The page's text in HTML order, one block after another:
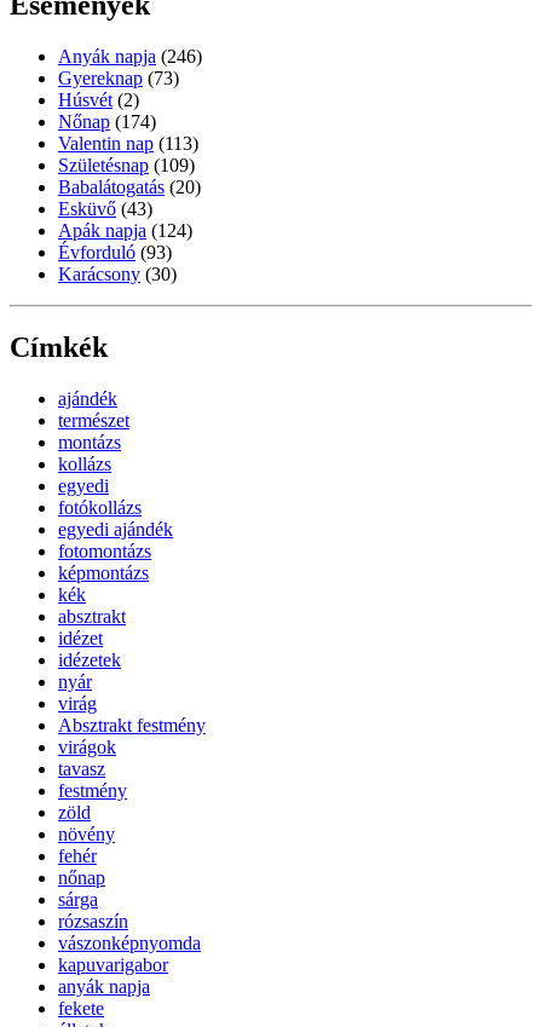
Anyák napja (246)
Gyereknap (73)
Húsvét (2)
Nőnap (174)
Valentin nap (113)
Születésnap (109)
Babalátogatás (20)
Esküvő (43)
Apák napja (124)
Évforduló (93)
Karácsony (30)
Címkék
ajándék
természet
montázs
kollázs
egyedi
fotókollázs
egyedi ajándék
fotomontázs
képmontázs
kék
absztrakt
idézet
idézetek
nyár
virág
Absztrakt festmény
virágok
tavasz
festmény
zöld
növény
fehér
nőnap
sárga
rózsaszín
vászonképnyomda
kapuvarigabor
anyák napja
fekete